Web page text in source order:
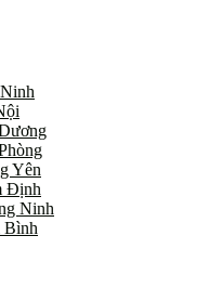
Yên
Định
Ninh
Bình